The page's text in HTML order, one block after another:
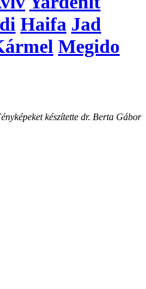
Haifa Jad
Megido
készítette dr. Berta Gábor